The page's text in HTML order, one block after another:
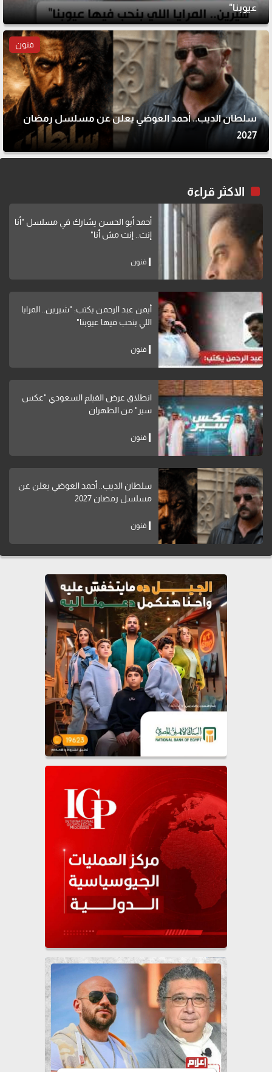
عيوبنا"
فنون
سلطان الديب.. أحمد العوضي يعلن عن مسلسل رمضان
2027
الاكثر قراءة
أحمد أبو الحسن يشارك في مسلسل "أنا
إنت.. إنت مش أنا"
فنون
أيمن عبد الرحمن يكتب: "شيرين.. المرايا
اللي بنحب فيها عيوبنا"
فنون
انطلاق عرض الفيلم السعودي "عكس
سير" من الظهران
فنون
سلطان الديب.. أحمد العوضي يعلن عن
مسلسل رمضان 2027
فنون